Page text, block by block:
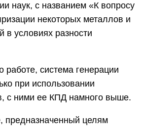
наук, с названием «К вопросу
некоторых металлов и
в условиях разности
работе, система генерации
при использовании
с ними ее КПД намного выше.
предназначенный целям